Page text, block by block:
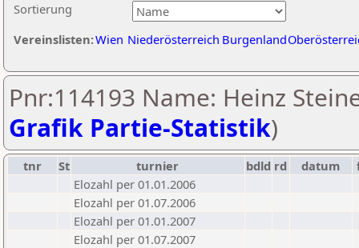
Sortierung
Vereinslisten:Wien Niederösterreich Burgenland
Pnr:114193 Name: Heinz
Grafik Partie-Statistik)
tnr St turnier bdld rd datum
Elozahl per 01.01.2006
Elozahl per 01.07.2006
Elozahl per 01.01.2007
Elozahl per 01.07.2007